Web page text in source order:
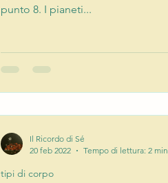
punto 8. I pianeti...
tipi di corpo
Il Ricordo di Sé
20 feb 2022
Tempo di lettura: 2 min